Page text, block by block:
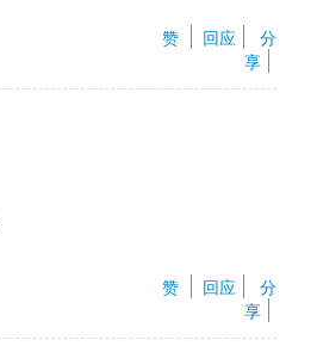
赞
回应
分
享
赞
回应
分
享